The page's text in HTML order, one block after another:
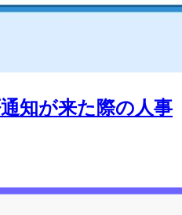
知が来た際の人事